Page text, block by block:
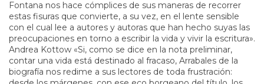
Fontana nos hace cómplices de sus maneras de recorrer
estas fisuras que convierte, a su vez, en el lente sensible
con el cual lee a autores y autoras que han hecho suyas las
preocupaciones en torno a escribir la vida y vivir la escritura».
Andrea Kottow «Si, como se dice en la nota preliminar,
contar una vida está destinado al fracaso, Arrabales de la
biografía nos redime a sus lectores de toda frustración: